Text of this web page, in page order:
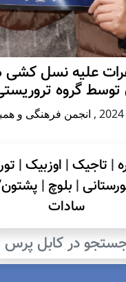
علیه نسل کشی
توسط گروه
, انجمن فرهنگی و
| تاجیک| اوزبیک|
| بلوچ |
سادات
در کابل پرس